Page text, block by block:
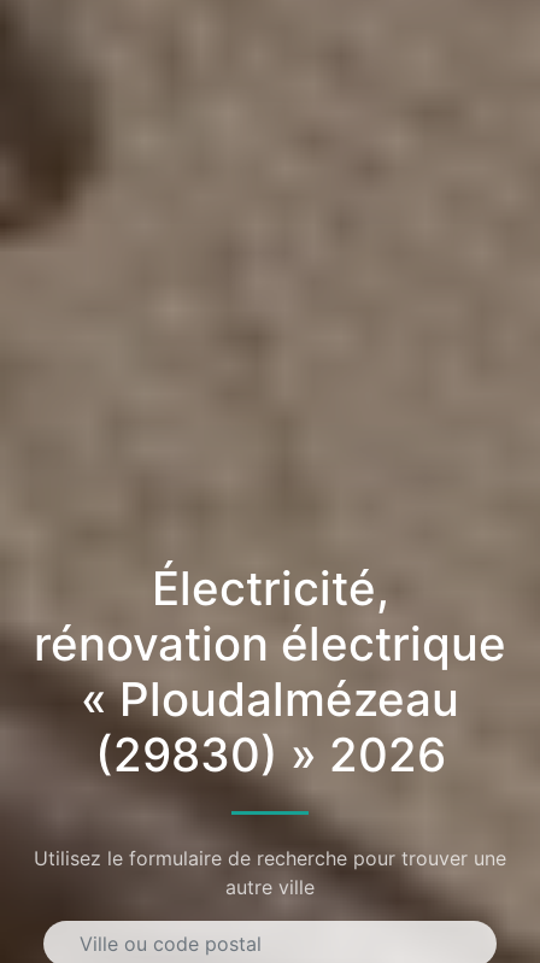
Électricité,
rénovation électrique
« Ploudalmézeau
(29830) » 2026
Utilisez le formulaire de recherche pour trouver une
autre ville